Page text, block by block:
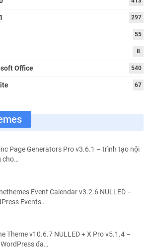
297
55
8
Office 540
67
Page Generators Pro v3.6.1 – trình tạo nội
cho…
Event Calendar v3.2.6 NULLED –
Events…
Theme v10.6.7 NULLED + X Pro v5.1.4 –
đa…